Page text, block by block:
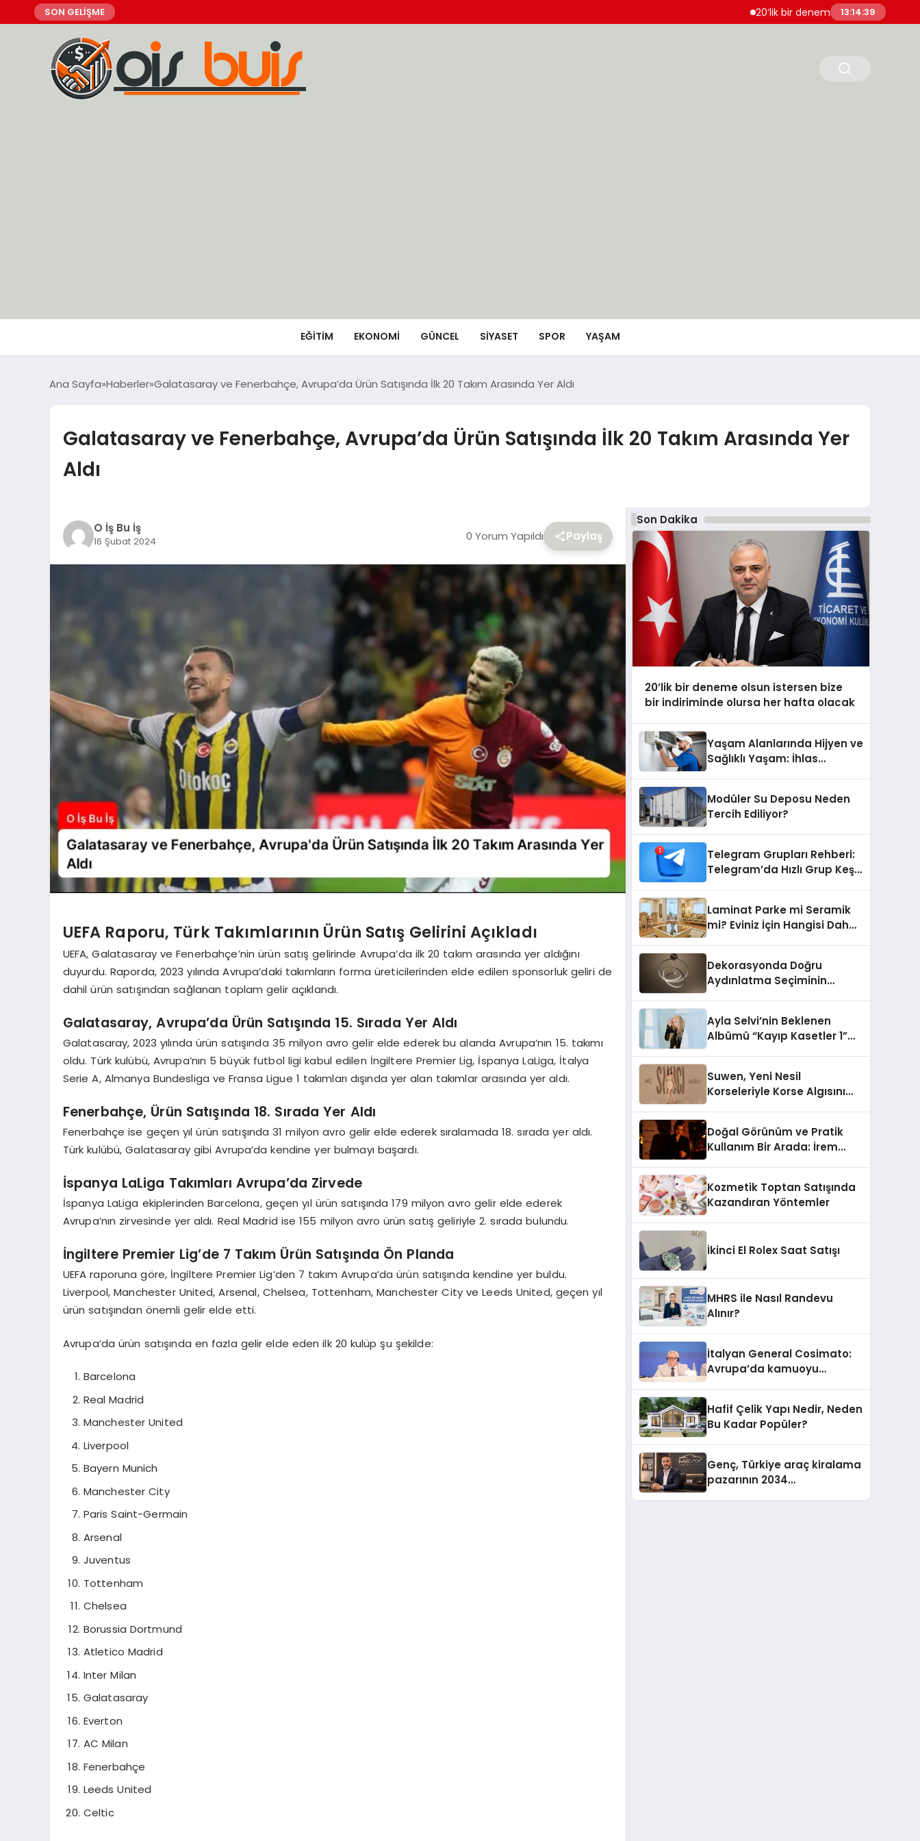
SON GELİŞME 20’lik bir deneme olsun istersen bize bir
13:14:40
EĞİTİM EKONOMİ GÜNCEL SIYASET SPOR YAŞAM
Ana Sayfa Haberler Galatasaray ve Fenerbahçe, Avrupa’da Ürün Satışında İlk 20 Takım Arasında Yer Aldı
Galatasaray ve Fenerbahçe, Avrupa’da Ürün Satışında İlk 20 Takım Arasında Yer
Aldı
O İş Bu İş
16 Şubat 2024 0 Yorum Yapıldı Paylaş
UEFA Raporu, Türk Takımlarının Ürün Satış Gelirini Açıkladı
UEFA, Galatasaray ve Fenerbahçe’nin ürün satış gelirinde Avrupa’da ilk 20 takım arasında yer aldığını
duyurdu. Raporda, 2023 yılında Avrupa’daki takımların forma üreticilerinden elde edilen sponsorluk geliri de
dahil ürün satışından sağlanan toplam gelir açıklandı.
Galatasaray, Avrupa’da Ürün Satışında 15. Sırada Yer Aldı
Galatasaray, 2023 yılında ürün satışında 35 milyon avro gelir elde ederek bu alanda Avrupa’nın 15. takımı
oldu. Türk kulübü, Avrupa’nın 5 büyük futbol ligi kabul edilen İngiltere Premier Lig, İspanya LaLiga, İtalya
Serie A, Almanya Bundesliga ve Fransa Ligue 1 takımları dışında yer alan takımlar arasında yer aldı.
Fenerbahçe, Ürün Satışında 18. Sırada Yer Aldı
Fenerbahçe ise geçen yıl ürün satışında 31 milyon avro gelir elde ederek sıralamada 18. sırada yer aldı.
Türk kulübü, Galatasaray gibi Avrupa’da kendine yer bulmayı başardı.
İspanya LaLiga Takımları Avrupa’da Zirvede
İspanya LaLiga ekiplerinden Barcelona, geçen yıl ürün satışında 179 milyon avro gelir elde ederek
Avrupa’nın zirvesinde yer aldı. Real Madrid ise 155 milyon avro ürün satış geliriyle 2. sırada bulundu.
İngiltere Premier Lig’de 7 Takım Ürün Satışında Ön Planda
UEFA raporuna göre, İngiltere Premier Lig’den 7 takım Avrupa’da ürün satışında kendine yer buldu.
Liverpool, Manchester United, Arsenal, Chelsea, Tottenham, Manchester City ve Leeds United, geçen yıl
ürün satışından önemli gelir elde etti.
Avrupa’da ürün satışında en fazla gelir elde eden ilk 20 kulüp şu şekilde:
Barcelona
Real Madrid
Manchester United
Liverpool
Bayern Munich
Manchester City
Paris Saint-Germain
Arsenal
Juventus
Tottenham
Chelsea
Borussia Dortmund
Atletico Madrid
Inter Milan
Galatasaray
Everton
AC Milan
Fenerbahçe
Leeds United
Celtic
Son Dakika
20’lik bir deneme olsun istersen bize
bir indiriminde olursa her hafta olacak
Yaşam Alanlarında Hijyen ve
Sağlıklı Yaşam: İhlas
Modüler Su Deposu Neden
Tercih Ediliyor?
Telegram Grupları Rehberi:
Telegram’da Hızlı Grup Keşfi
Laminat Parke mi Seramik
mi? Eviniz İçin Hangisi Daha
Dekorasyonda Doğru
Aydınlatma Seçiminin
Ayla Selvi’nin Beklenen
Albümü “Kayıp Kasetler 1”
Suwen, Yeni Nesil
Korseleriyle Korse Algısını
Doğal Görünüm ve Pratik
Kullanım Bir Arada: İrem
Kozmetik Toptan Satışında
Kazandıran Yöntemler
İkinci El Rolex Saat Satışı
MHRS ile Nasıl Randevu
Alınır?
İtalyan General Cosimato:
Avrupa’da kamuoyu
Hafif Çelik Yapı Nedir, Neden
Bu Kadar Popüler?
Genç, Türkiye araç kiralama
pazarının 2034